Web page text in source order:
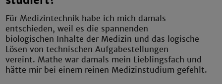
Für Medizintechnik habe ich mich damals
entschieden, weil es die spannenden
biologischen Inhalte der Medizin und das logische
Lösen von technischen Aufgabestellungen
vereint. Mathe war damals mein Lieblingsfach und
hätte mir bei einem reinen Medizinstudium gefehlt.